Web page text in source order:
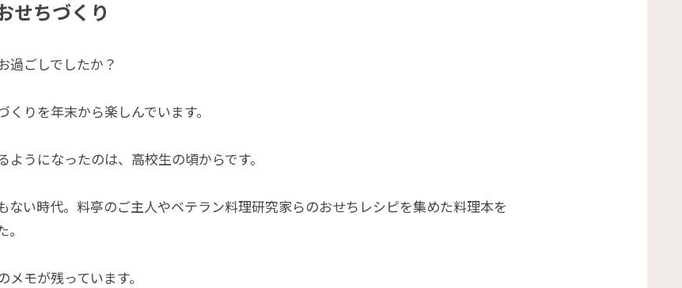
せちづくり
過ごしでしたか？
りを年末から楽しんでいます。
うになったのは、高校生の頃からです。
ない時代。料亭のご主人やベテラン料理研究家らのおせちレシピを集めた料理本を
モが残っています。